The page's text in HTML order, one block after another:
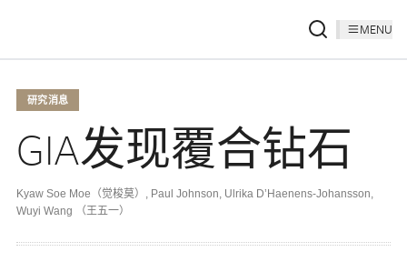
MENU
研究消息
GIA发现覆合钻石
Kyaw Soe Moe（觉梭莫） , Paul Johnson, Ulrika D’Haenens-Johansson,
Wuyi Wang （王五一）